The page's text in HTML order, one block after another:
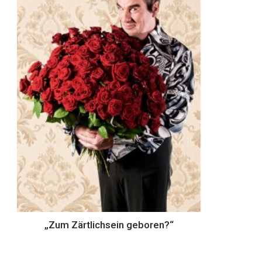
„Zum Zärtlichsein geboren?“